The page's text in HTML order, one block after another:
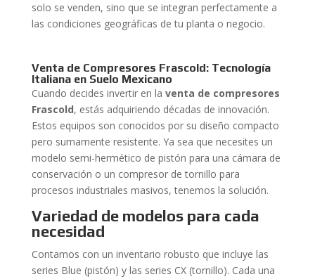
solo se venden, sino que se integran perfectamente a
las condiciones geográficas de tu planta o negocio.
Venta de Compresores Frascold: Tecnología
Italiana en Suelo Mexicano
Cuando decides invertir en la venta de compresores
Frascold, estás adquiriendo décadas de innovación.
Estos equipos son conocidos por su diseño compacto
pero sumamente resistente. Ya sea que necesites un
modelo semi-hermético de pistón para una cámara de
conservación o un compresor de tornillo para
procesos industriales masivos, tenemos la solución.
Variedad de modelos para cada
necesidad
Contamos con un inventario robusto que incluye las
series Blue (pistón) y las series CX (tornillo). Cada una